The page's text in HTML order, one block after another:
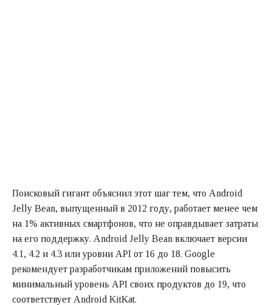
Поисковый гигант объяснил этот шаг тем, что Android
Jelly Bean, выпущенный в 2012 году, работает менее чем
на 1% активных смартфонов, что не оправдывает затраты
на его поддержку. Android Jelly Bean включает версии
4.1, 4.2 и 4.3 или уровни API от 16 до 18. Google
рекомендует разработчикам приложений повысить
минимальный уровень API своих продуктов до 19, что
соответствует Android KitKat.